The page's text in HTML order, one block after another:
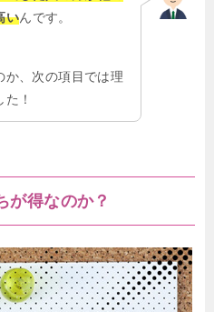
いんです。
か、次の項目では理
！
が得なのか？